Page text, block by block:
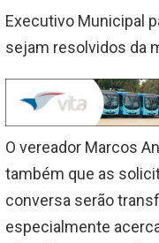
Executivo Municipal
sejam resolvidos da
O vereador Marcos
também que as
conversa serão
especialmente